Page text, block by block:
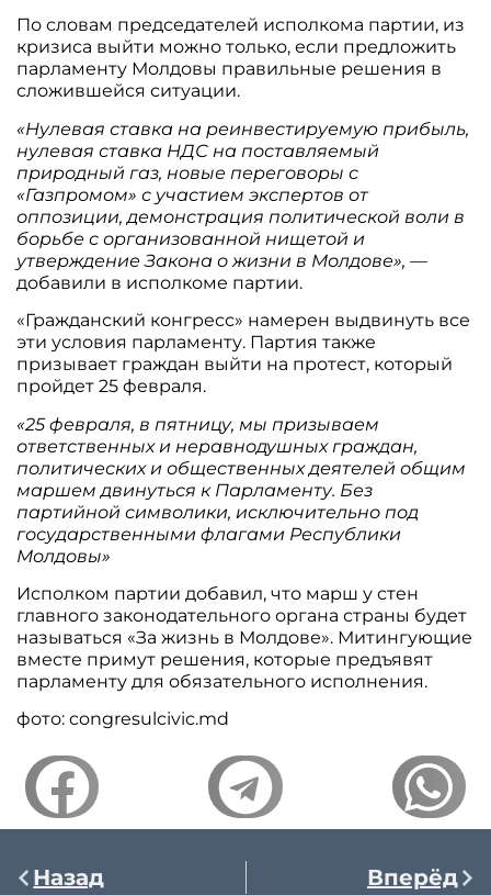
По словам председателей исполкома партии, из
кризиса выйти можно только, если предложить
парламенту Молдовы правильные решения в
сложившейся ситуации.
«Нулевая ставка на реинвестируемую прибыль,
нулевая ставка НДС на поставляемый
природный газ, новые переговоры с
«Газпромом» с участием экспертов от
оппозиции, демонстрация политической воли в
борьбе с организованной нищетой и
утверждение Закона о жизни в Молдове», —
добавили в исполкоме партии.
«Гражданский конгресс» намерен выдвинуть все
эти условия парламенту. Партия также
призывает граждан выйти на протест, который
пройдет 25 февраля.
«25 февраля, в пятницу, мы призываем
ответственных и неравнодушных граждан,
политических и общественных деятелей общим
маршем двинуться к Парламенту. Без
партийной символики, исключительно под
государственными флагами Республики
Молдовы»
Исполком партии добавил, что марш у стен
главного законодательного органа страны будет
называться «За жизнь в Молдове». Митингующие
вместе примут решения, которые предъявят
парламенту для обязательного исполнения.
фото: congresulcivic.md
Назад Вперёд